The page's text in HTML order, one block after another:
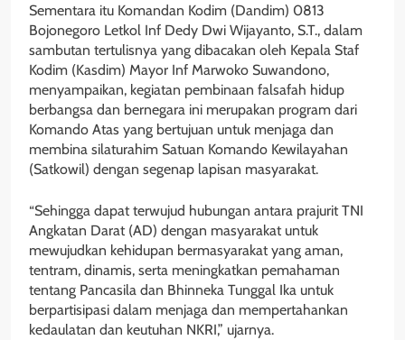
Sementara itu Komandan Kodim (Dandim) 0813
Bojonegoro Letkol Inf Dedy Dwi Wijayanto, S.T., dalam
sambutan tertulisnya yang dibacakan oleh Kepala Staf
Kodim (Kasdim) Mayor Inf Marwoko Suwandono,
menyampaikan, kegiatan pembinaan falsafah hidup
berbangsa dan bernegara ini merupakan program dari
Komando Atas yang bertujuan untuk menjaga dan
membina silaturahim Satuan Komando Kewilayahan
(Satkowil) dengan segenap lapisan masyarakat.
“Sehingga dapat terwujud hubungan antara prajurit TNI
Angkatan Darat (AD) dengan masyarakat untuk
mewujudkan kehidupan bermasyarakat yang aman,
tentram, dinamis, serta meningkatkan pemahaman
tentang Pancasila dan Bhinneka Tunggal Ika untuk
berpartisipasi dalam menjaga dan mempertahankan
kedaulatan dan keutuhan NKRI,” ujarnya.